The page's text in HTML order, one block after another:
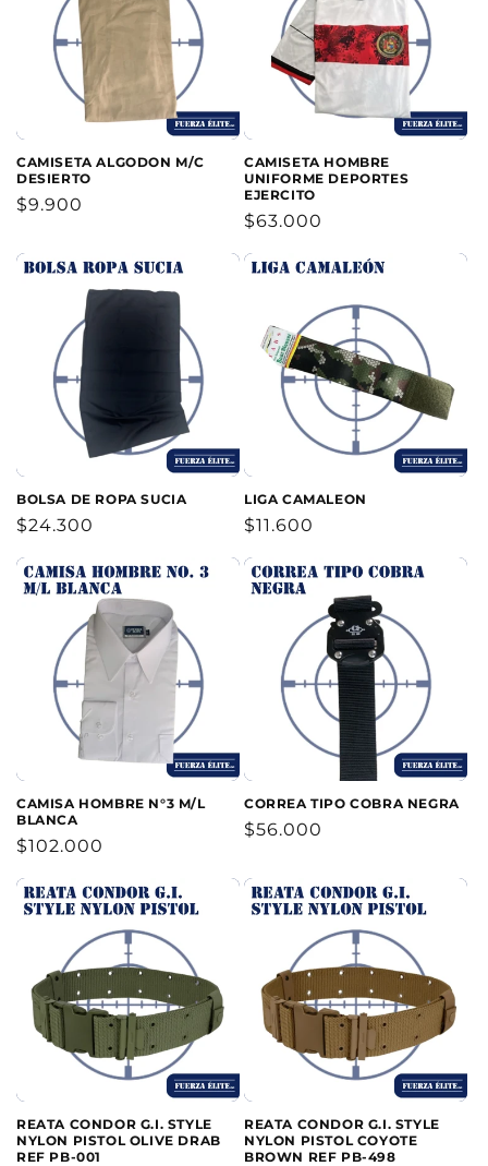
CAMISETA ALGODON M/C
DESIERTO
Precio
$9.900
CAMISETA HOMBRE
UNIFORME DEPORTES
EJERCITO
Precio
$63.000
BOLSA DE ROPA SUCIA
Precio
$24.300
LIGA CAMALEON
Precio
$11.600
CAMISA HOMBRE N°3 M/L
BLANCA
Precio
$102.000
CORREA TIPO COBRA NEGRA
Precio
$56.000
REATA CONDOR G.I. STYLE
NYLON PISTOL OLIVE DRAB
REF PB-001
REATA CONDOR G.I. STYLE
NYLON PISTOL COYOTE
BROWN REF PB-498